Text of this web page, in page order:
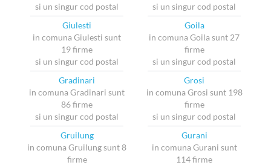
si un singur cod postal
si un singur cod postal
Giulesti
in comuna Giulesti sunt
19 firme
si un singur cod postal
Goila
in comuna Goila sunt 27
firme
si un singur cod postal
Gradinari
in comuna Gradinari sunt
86 firme
si un singur cod postal
Grosi
in comuna Grosi sunt 198
firme
si un singur cod postal
Gruilung
in comuna Gruilung sunt 8
firme
Gurani
in comuna Gurani sunt
114 firme